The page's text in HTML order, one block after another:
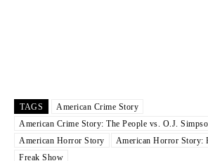
TAGS
American Crime Story
American Crime Story: The People vs. O.J.
American Horror Story
American Horror Story:
Freak Show